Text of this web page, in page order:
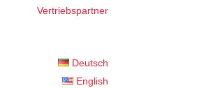
Vertriebspartner
Deutsch
English